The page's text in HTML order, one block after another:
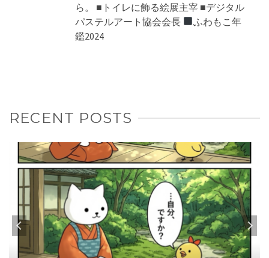
ら。 ■トイレに飾る絵展主宰 ■デジタル
パステルアート協会会長
ふわもこ年
鑑2024
RECENT POSTS